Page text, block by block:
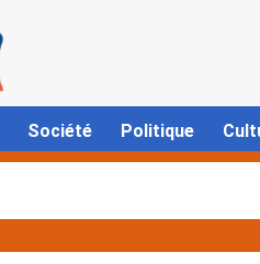
Société Politique